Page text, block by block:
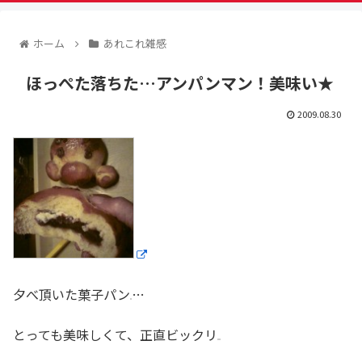
ホーム あれこれ雑感
ほっぺた落ちた…アンパンマン！美味い★
2009.08.30
夕べ頂いた菓子パン …
とっても美味しくて、正直ビックリ